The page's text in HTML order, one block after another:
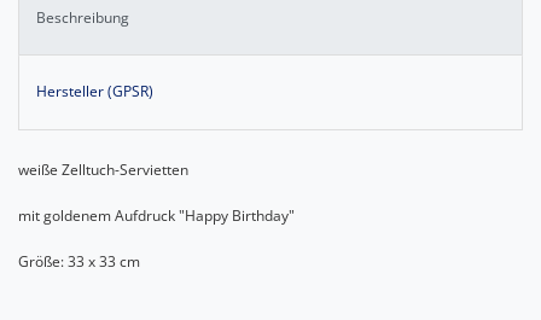
Beschreibung
Hersteller (GPSR)
weiße Zelltuch-Servietten
mit goldenem Aufdruck "Happy Birthday"
Größe: 33 x 33 cm